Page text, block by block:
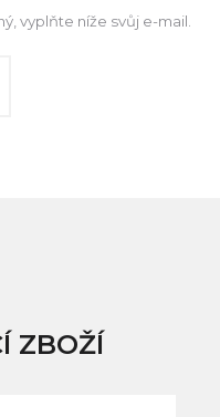
vyplňte níže svůj e-mail.
ZBOŽÍ